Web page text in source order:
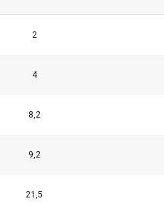
2
4
8,2
9,2
21,5